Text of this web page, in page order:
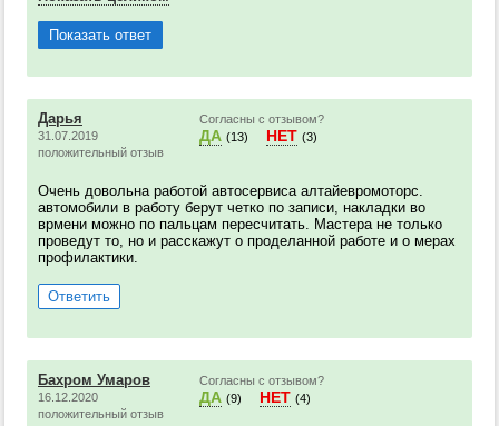
Показать ответ
Дарья
31.07.2019
положительный отзыв
Согласны с отзывом?
ДА (13) НЕТ (3)
Очень довольна работой автосервиса алтайевромоторс.
автомобили в работу берут четко по записи, накладки во
врмени можно по пальцам пересчитать. Мастера не только
проведут то, но и расскажут о проделанной работе и о мерах
профилактики.
Ответить
Бахром Умаров
16.12.2020
положительный отзыв
Согласны с отзывом?
ДА (9) НЕТ (4)